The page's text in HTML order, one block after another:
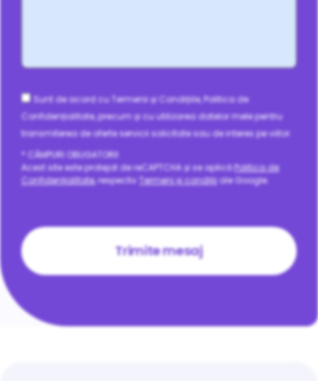
* CÂMPURI OBLIGATORII
Acest site este protejat de reCAPTCHA și se aplicăPolitica de
Confidențialitate, respectiv Termeni și condițiiale Google.
Consent
Sunt de acord cu Termenii și Condițiile, Politica de
Confidențialitate, precum și cu utilizarea datelor mele pentru
transmiterea de oferte servicii solicitate sau de interes pe viitor.